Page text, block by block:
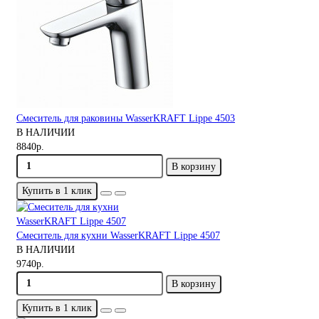
Смеситель для раковины WasserKRAFT Lippe 4503
В НАЛИЧИИ
8840р.
В корзину
Купить в 1 клик
Смеситель для кухни WasserKRAFT Lippe 4507
В НАЛИЧИИ
9740р.
В корзину
Купить в 1 клик